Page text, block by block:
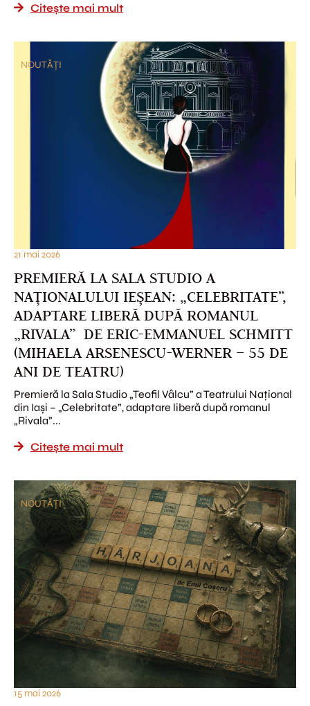
Citește mai mult
NOUTĂȚI
21 mai 2026
PREMIERĂ LA SALA STUDIO A
NAȚIONALULUI IEȘEAN: „CELEBRITATE”,
ADAPTARE LIBERĂ DUPĂ ROMANUL
„RIVALA” DE ERIC-EMMANUEL SCHMITT
(MIHAELA ARSENESCU-WERNER – 55 DE
ANI DE TEATRU)
Premieră la Sala Studio „Teofil Vâlcu” a Teatrului Național
din Iași – „Celebritate”, adaptare liberă după romanul
„Rivala”...
Citește mai mult
NOUTĂȚI
15 mai 2026